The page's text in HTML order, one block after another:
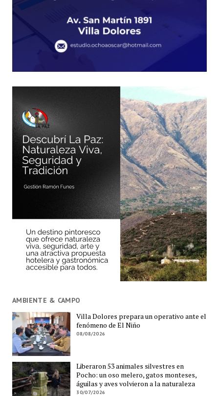
AMBIENTE & CAMPO
Villa Dolores prepara un operativo ante el
fenómeno de El Niño
08/08/2026
Liberaron 53 animales silvestres en
Pocho: un oso melero, gatos monteses,
águilas y aves volvieron a la naturaleza
30/07/2026